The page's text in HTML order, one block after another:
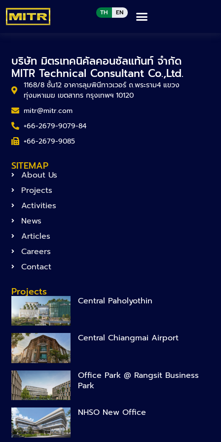
TH EN
บริษัท มิตรเทคนิคัลคอนซัลแท้นท์ จำกัด
MITR Technical Consultant Co.,Ltd.
1168/8 ชั้น12 อาคารลุมพินีทาวเวอร์ ถ.พระราม4 แขวง
ทุ่งมหาเมฆ เขตสาทร กรุงเทพฯ 10120
mitr@mitr.com
+66-2679-9079-84
+66-2679-9085
SITEMAP
About Us
Projects
Activities
News
Articles
Careers
Contact
Projects
Central Paholyothin
Central Chiangmai Airport
Office Park @ Rangsit Business
Park
NHSO New Office